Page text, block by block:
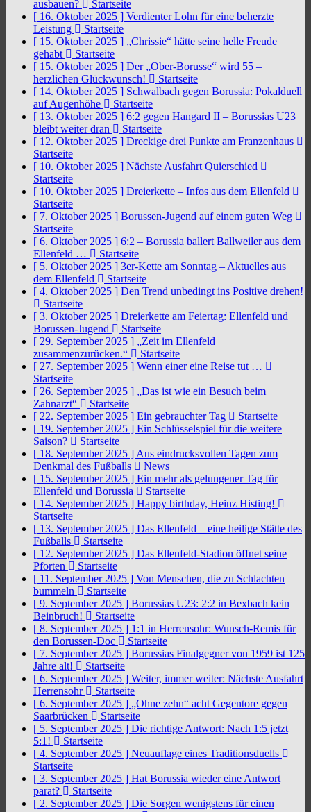
ausbauen?
Startseite
[ 16. Oktober 2025 ] Verdienter Lohn für eine beherzte
Leistung
Startseite
[ 15. Oktober 2025 ] „Chrissie“ hätte seine helle Freude
gehabt
Startseite
[ 15. Oktober 2025 ] Der „Ober-Borusse“ wird 55 –
herzlichen Glückwunsch!
Startseite
[ 14. Oktober 2025 ] Schwalbach gegen Borussia: Pokalduell
auf Augenhöhe
Startseite
[ 13. Oktober 2025 ] 6:2 gegen Hangard II – Borussias U23
bleibt weiter dran
Startseite
[ 12. Oktober 2025 ] Dreckige drei Punkte am Franzenhaus
Startseite
[ 10. Oktober 2025 ] Nächste Ausfahrt Quierschied
Startseite
[ 10. Oktober 2025 ] Dreierkette – Infos aus dem Ellenfeld
Startseite
[ 7. Oktober 2025 ] Borussen-Jugend auf einem guten Weg
Startseite
[ 6. Oktober 2025 ] 6:2 – Borussia ballert Ballweiler aus dem
Ellenfeld …
Startseite
[ 5. Oktober 2025 ] 3er-Kette am Sonntag – Aktuelles aus
dem Ellenfeld
Startseite
[ 4. Oktober 2025 ] Den Trend unbedingt ins Positive drehen!
Startseite
[ 3. Oktober 2025 ] Dreierkette am Feiertag: Ellenfeld und
Borussen-Jugend
Startseite
[ 29. September 2025 ] „Zeit im Ellenfeld
zusammenzurücken.“
Startseite
[ 27. September 2025 ] Wenn einer eine Reise tut …
Startseite
[ 26. September 2025 ] „Das ist wie ein Besuch beim
Zahnarzt“
Startseite
[ 22. September 2025 ] Ein gebrauchter Tag
Startseite
[ 19. September 2025 ] Ein Schlüsselspiel für die weitere
Saison?
Startseite
[ 18. September 2025 ] Aus eindrucksvollen Tagen zum
Denkmal des Fußballs
News
[ 15. September 2025 ] Ein mehr als gelungener Tag für
Ellenfeld und Borussia
Startseite
[ 14. September 2025 ] Happy birthday, Heinz Histing!
Startseite
[ 13. September 2025 ] Das Ellenfeld – eine heilige Stätte des
Fußballs
Startseite
[ 12. September 2025 ] Das Ellenfeld-Stadion öffnet seine
Pforten
Startseite
[ 11. September 2025 ] Von Menschen, die zu Schlachten
bummeln
Startseite
[ 9. September 2025 ] Borussias U23: 2:2 in Bexbach kein
Beinbruch!
Startseite
[ 8. September 2025 ] 1:1 in Herrensohr: Wunsch-Remis für
den Borussen-Doc
Startseite
[ 7. September 2025 ] Borussias Finalgegner von 1959 ist 125
Jahre alt!
Startseite
[ 6. September 2025 ] Weiter, immer weiter: Nächste Ausfahrt
Herrensohr
Startseite
[ 6. September 2025 ] „Ohne zehn“ acht Gegentore gegen
Saarbrücken
Startseite
[ 5. September 2025 ] Die richtige Antwort: Nach 1:5 jetzt
5:1!
Startseite
[ 4. September 2025 ] Neuauflage eines Traditionsduells
Startseite
[ 3. September 2025 ] Hat Borussia wieder eine Antwort
parat?
Startseite
[ 2. September 2025 ] Die Sorgen wenigstens für einen